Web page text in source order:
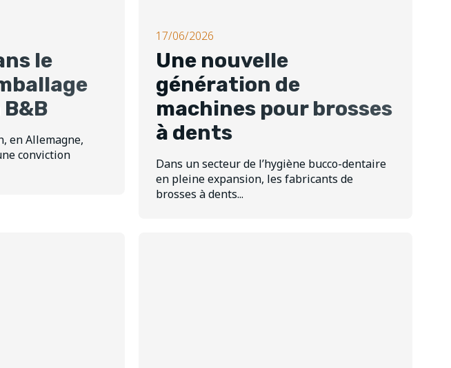
le
en Allemagne,
conviction
17/06/2026
Une nouvelle
génération de
machines pour brosses
à dents
Dans un secteur de l’hygiène bucco-dentaire
en pleine expansion, les fabricants de
brosses à dents...